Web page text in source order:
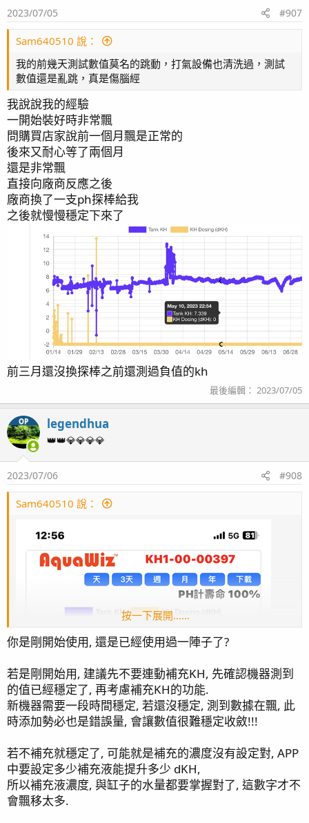
2023/07/05 #907
Sam640510 說：
我的前幾天測試數值莫名的跳動，打氣設備也清洗過，測試
數值還是亂跳，真是傷腦經
我說說我的經驗
一開始裝好時非常飄
問購買店家說前一個月飄是正常的
後來又耐心等了兩個月
還是非常飄
直接向廠商反應之後
廠商換了一支ph探棒給我
之後就慢慢穩定下來了
前三月還沒換探棒之前還測過負值的kh
最後編輯： 2023/07/05
OP legendhua
👑👑💎💎💎💎
2023/07/06 #908
Sam640510 說：
按一下展開……
你是剛開始使用, 還是已經使用過一陣子了?
若是剛開始用, 建議先不要連動補充KH, 先確認機器測到
的值已經穩定了, 再考慮補充KH的功能.
新機器需要一段時間穩定, 若還沒穩定, 測到數據在飄, 此
時添加勢必也是錯誤量, 會讓數值很難穩定收斂!!!
若不補充就穩定了, 可能就是補充的濃度沒有設定對, APP
中要設定多少補充液能提升多少 dKH,
所以補充液濃度, 與缸子的水量都要掌握對了, 這數字才不
會飄移太多.